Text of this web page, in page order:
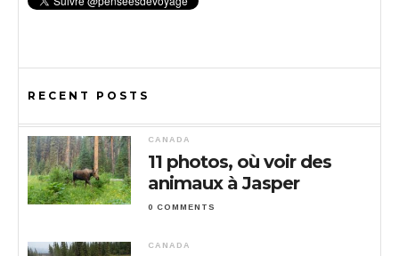
RECENT POSTS
CANADA
11 photos, où voir des
animaux à Jasper
0 COMMENTS
CANADA